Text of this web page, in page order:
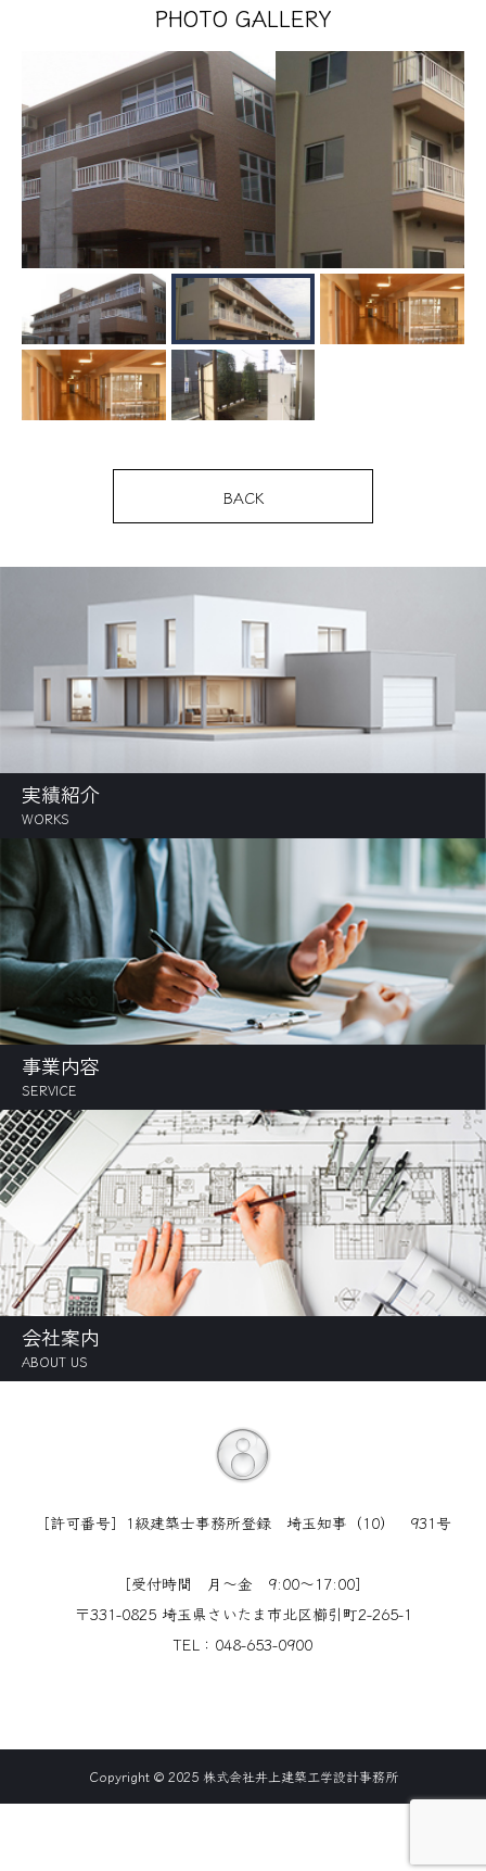
PHOTO GALLERY
外観②
BACK
実績紹介
WORKS
事業内容
SERVICE
会社案内
ABOUT US
［許可番号］1級建築士事務所登録 埼玉知事（10） 931号
［受付時間 月〜金 9:00〜17:00］
〒331-0825 埼玉県さいたま市北区櫛引町2-265-1
TEL：048-653-0900
Copyright © 2025 株式会社井上建築工学設計事務所